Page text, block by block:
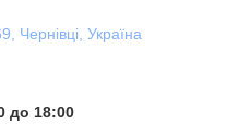
Чернівці, Україна
до 18:00